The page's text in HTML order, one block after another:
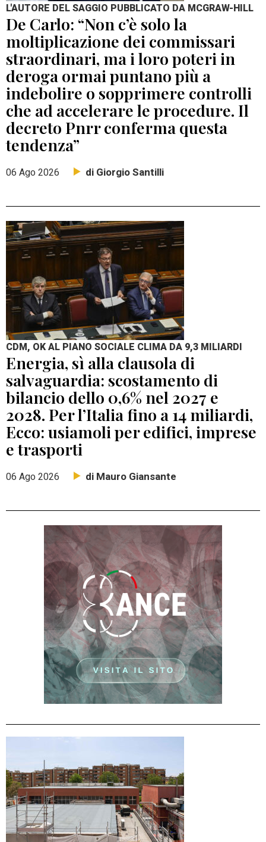
L'AUTORE DEL SAGGIO PUBBLICATO DA MCGRAW-HILL
De Carlo: “Non c’è solo la
moltiplicazione dei commissari
straordinari, ma i loro poteri in
deroga ormai puntano più a
indebolire o sopprimere controlli
che ad accelerare le procedure. Il
decreto Pnrr conferma questa
tendenza”
06 Ago 2026 di Giorgio Santilli
CDM, OK AL PIANO SOCIALE CLIMA DA 9,3 MILIARDI
Energia, sì alla clausola di
salvaguardia: scostamento di
bilancio dello 0,6% nel 2027 e
2028. Per l’Italia fino a 14 miliardi,
Ecco: usiamoli per edifici, imprese
e trasporti
06 Ago 2026 di Mauro Giansante